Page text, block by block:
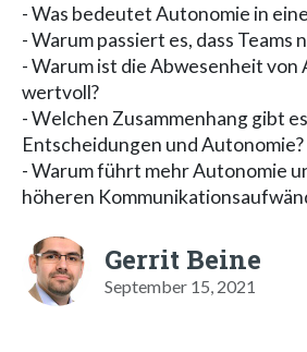
- Was bedeutet Autonomie in
- Warum passiert es, dass Teams
- Warum ist die Abwesenheit von
wertvoll?
- Welchen Zusammenhang gibt
Entscheidungen und Autonomie?
- Warum führt mehr Autonomie
höheren
Gerrit Beine
September 15, 2021